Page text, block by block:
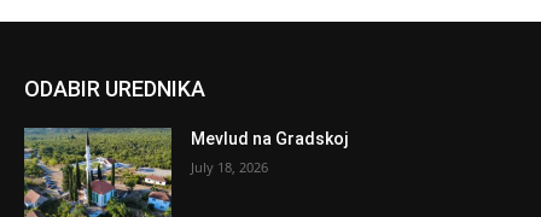
ODABIR UREDNIKA
Mevlud na Gradskoj
July 18, 2026